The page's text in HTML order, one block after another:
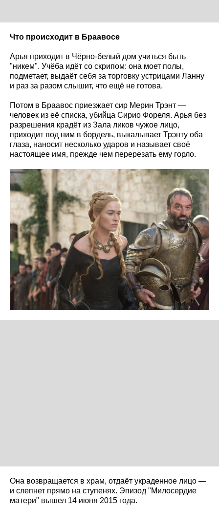
Что происходит в Браавосе
Арья приходит в Чёрно-белый дом учиться быть
"никем". Учёба идёт со скрипом: она моет полы,
подметает, выдаёт себя за торговку устрицами Ланну
и раз за разом слышит, что ещё не готова.
Потом в Браавос приезжает сир Мерин Трэнт —
человек из её списка, убийца Сирио Фореля. Арья без
разрешения крадёт из Зала ликов чужое лицо,
приходит под ним в бордель, выкалывает Трэнту оба
глаза, наносит несколько ударов и называет своё
настоящее имя, прежде чем перерезать ему горло.
Она возвращается в храм, отдаёт украденное лицо —
и слепнет прямо на ступенях. Эпизод "Милосердие
матери" вышел 14 июня 2015 года.